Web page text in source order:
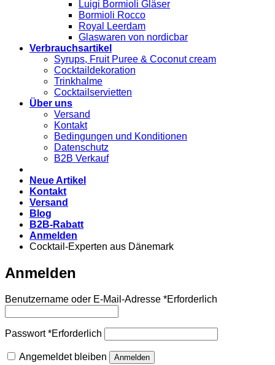
Luigi Bormioli Gläser
Bormioli Rocco
Royal Leerdam
Glaswaren von nordicbar
Verbrauchsartikel
Syrups, Fruit Puree & Coconut cream
Cocktaildekoration
Trinkhalme
Cocktailservietten
Über uns
Versand
Kontakt
Bedingungen und Konditionen
Datenschutz
B2B Verkauf
Neue Artikel
Kontakt
Versand
Blog
B2B-Rabatt
Anmelden
Cocktail-Experten aus Dänemark
Anmelden
Benutzername oder E-Mail-Adresse *Erforderlich
Passwort*Erforderlich
Angemeldet bleiben Anmelden